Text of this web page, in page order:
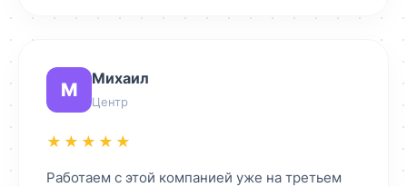
М
Михаил
Центр
★★★★★
Работаем с этой компанией уже на третьем